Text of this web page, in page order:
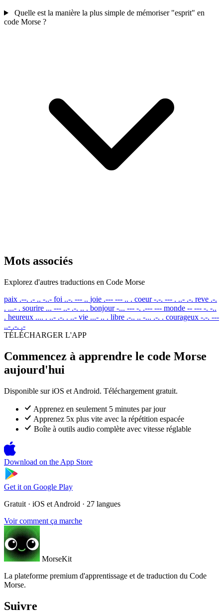
Quelle est la manière la plus simple de mémoriser "esprit" en
code Morse ?
Mots associés
Explorez d'autres traductions en Code Morse
paix .--. .- .. -..- foi ..-. --- .. joie .--- --- .. . coeur -.-. --- . ..- .-. reve .-.
. ...- . sourire ... --- ..- .-. .. . bonjour -... --- -. .--- --- monde -- --- -. -..
. heureux .... . ..- .-. . ..- vie ...- .. . libre .-.. .. -... .-. . courageux -.-. ---
..- .-. .-
TÉLÉCHARGER L'APP
Commencez à apprendre le code Morse
aujourd'hui
Disponible sur iOS et Android. Téléchargement gratuit.
Apprenez en seulement 5 minutes par jour
Apprenez 5x plus vite avec la répétition espacée
Boîte à outils audio complète avec vitesse réglable
Download on the App Store
Get it on Google Play
Gratuit · iOS et Android · 27 langues
Voir comment ça marche
MorseKit
La plateforme premium d'apprentissage et de traduction du Code
Morse.
Suivre